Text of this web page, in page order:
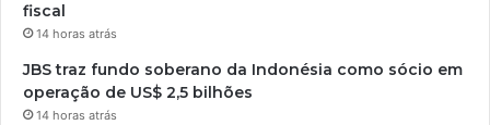
fiscal
14 horas atrás
JBS traz fundo soberano da Indonésia como sócio em
operação de US$ 2,5 bilhões
14 horas atrás